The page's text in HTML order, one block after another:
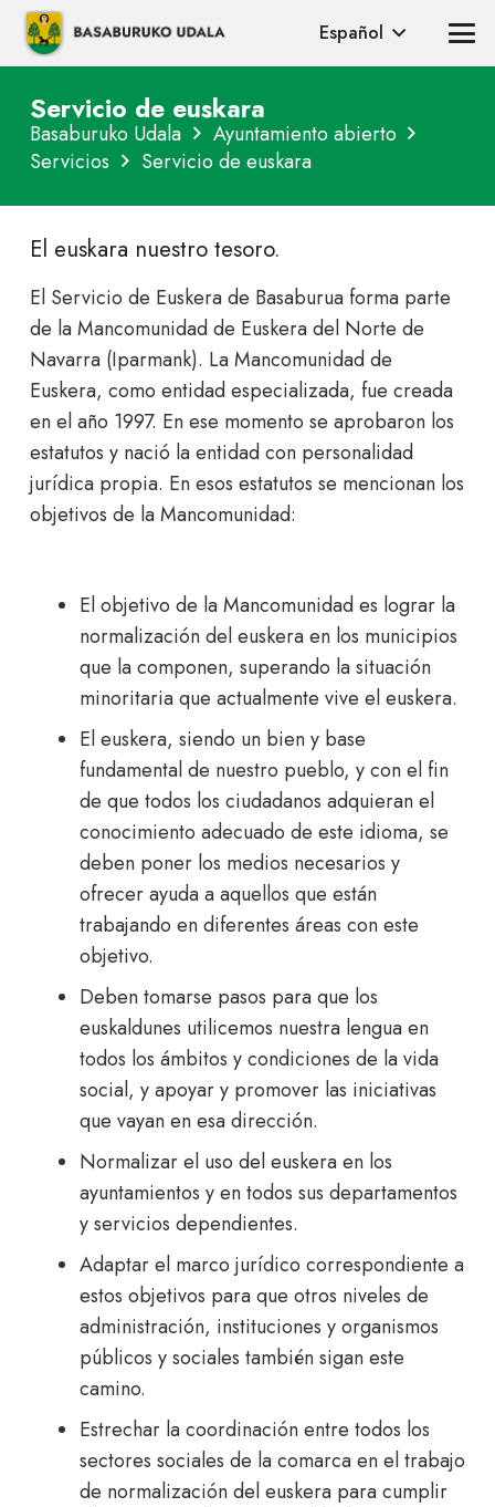
Español
Servicio de euskara
Basaburuko Udala
Ayuntamiento abierto
Servicios
Servicio de euskara
El euskara nuestro tesoro.
El Servicio de Euskera de Basaburua forma parte
de la Mancomunidad de Euskera del Norte de
Navarra (Iparmank). La Mancomunidad de
Euskera, como entidad especializada, fue creada
en el año 1997. En ese momento se aprobaron los
estatutos y nació la entidad con personalidad
jurídica propia. En esos estatutos se mencionan los
objetivos de la Mancomunidad:
El objetivo de la Mancomunidad es lograr la
normalización del euskera en los municipios
que la componen, superando la situación
minoritaria que actualmente vive el euskera.
El euskera, siendo un bien y base
fundamental de nuestro pueblo, y con el fin
de que todos los ciudadanos adquieran el
conocimiento adecuado de este idioma, se
deben poner los medios necesarios y
ofrecer ayuda a aquellos que están
trabajando en diferentes áreas con este
objetivo.
Deben tomarse pasos para que los
euskaldunes utilicemos nuestra lengua en
todos los ámbitos y condiciones de la vida
social, y apoyar y promover las iniciativas
que vayan en esa dirección.
Normalizar el uso del euskera en los
ayuntamientos y en todos sus departamentos
y servicios dependientes.
Adaptar el marco jurídico correspondiente a
estos objetivos para que otros niveles de
administración, instituciones y organismos
públicos y sociales también sigan este
camino.
Estrechar la coordinación entre todos los
sectores sociales de la comarca en el trabajo
de normalización del euskera para cumplir